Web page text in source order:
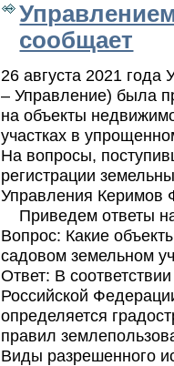
сообщает
26 августа 2021
– Управление) была
на объекты
участках в
На вопросы,
регистрации
Управления Керимов
Приведем ответы
Вопрос: Какие
садовом земельном
Ответ: В
Российской
определяется
правил
Виды разрешенного